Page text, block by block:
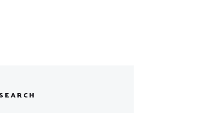
SEARCH